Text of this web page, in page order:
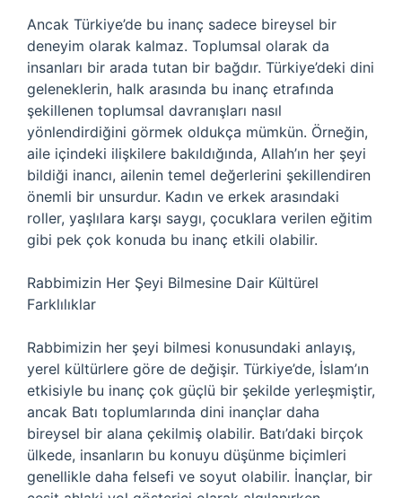
Ancak Türkiye’de bu inanç sadece bireysel bir
deneyim olarak kalmaz. Toplumsal olarak da
insanları bir arada tutan bir bağdır. Türkiye’deki dini
geleneklerin, halk arasında bu inanç etrafında
şekillenen toplumsal davranışları nasıl
yönlendirdiğini görmek oldukça mümkün. Örneğin,
aile içindeki ilişkilere bakıldığında, Allah’ın her şeyi
bildiği inancı, ailenin temel değerlerini şekillendiren
önemli bir unsurdur. Kadın ve erkek arasındaki
roller, yaşlılara karşı saygı, çocuklara verilen eğitim
gibi pek çok konuda bu inanç etkili olabilir.
Rabbimizin Her Şeyi Bilmesine Dair Kültürel
Farklılıklar
Rabbimizin her şeyi bilmesi konusundaki anlayış,
yerel kültürlere göre de değişir. Türkiye’de, İslam’ın
etkisiyle bu inanç çok güçlü bir şekilde yerleşmiştir,
ancak Batı toplumlarında dini inançlar daha
bireysel bir alana çekilmiş olabilir. Batı’daki birçok
ülkede, insanların bu konuyu düşünme biçimleri
genellikle daha felsefi ve soyut olabilir. İnançlar, bir